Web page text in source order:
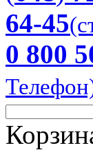
64-45
0 800